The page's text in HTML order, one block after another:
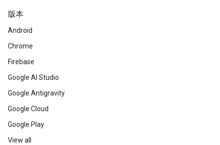
版本
Android
Chrome
Firebase
Google AI Studio
Google Antigravity
Google Cloud
Google Play
View all